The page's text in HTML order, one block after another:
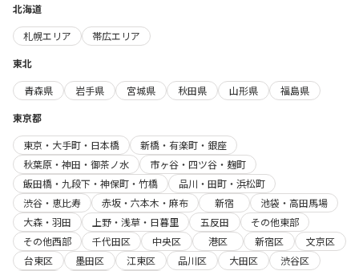
北海道
札幌エリア
帯広エリア
東北
青森県
岩手県 宮城県 秋田県 山形県
福島県
東京都
東京・大手町・日本橋
新橋・有楽町・銀座
秋葉原・神田・御茶ノ水
市ヶ谷・四ツ谷・麹町
飯田橋・九段下・神保町・竹橋
品川・田町・浜松町
渋谷・恵比寿
赤坂・六本木・麻布 新宿
池袋・高田馬場
大森・羽田
上野・浅草・日暮里 五反田
その他東部
その他西部
千代田区 中央区 港区 新宿区
文京区
台東区
墨田区 江東区 品川区 大田区
渋谷区